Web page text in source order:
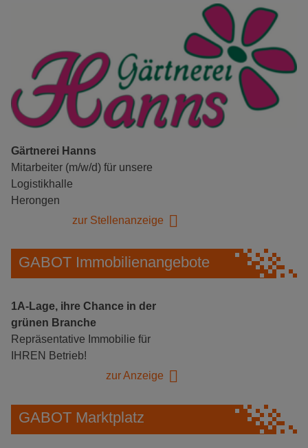
Gärtnerei Hanns
Mitarbeiter (m/w/d) für unsere
Logistikhalle
Herongen
zur Stellenanzeige
GABOT Immobilienangebote
1A-Lage, ihre Chance in der
grünen Branche
Repräsentative Immobilie für
IHREN Betrieb!
zur Anzeige
GABOT Marktplatz